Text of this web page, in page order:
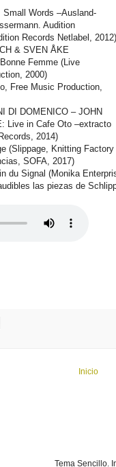
Words –Ausland-
Audition
Records Netlabel, 2012)
& SVEN ÅKE
Femme (Live
2000)
Free Music Production,
DI DOMENICO – JOHN
Live in Cafe Oto –extracto
2014)
(Slippage, Knitting
SOFA, 2017)
du Signal (Monika
las piezas de
Inicio
Tema Sencillo.